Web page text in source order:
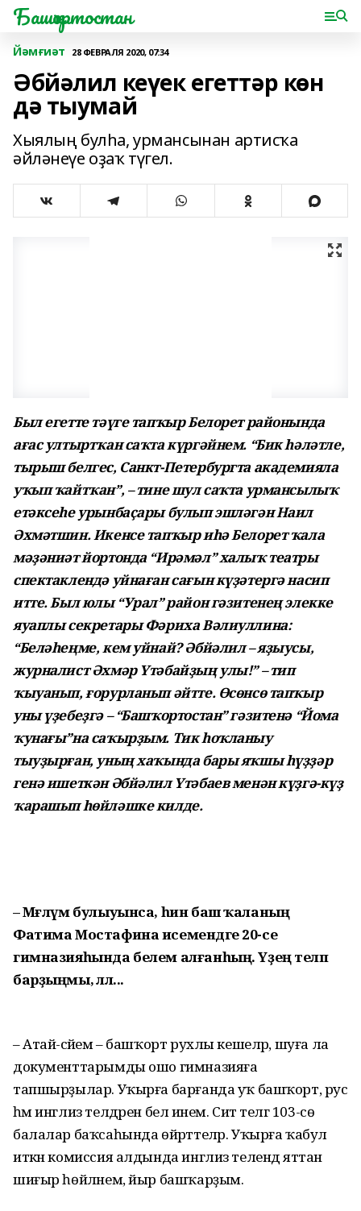
Башҡортостан
Йәмғиәт 28 ФЕВРАЛЯ 2020, 07:34
Әбйәлил кеүек егеттәр көн
дә тыумай
Хыялың булһа, урмансынан артисҡа
әйләнеүе оҙаҡ түгел.
Был егетте тәүге тапҡыр Белорет районында
ағас ултыртҡан саҡта күргәйнем. “Бик һәләтле,
тырыш белгес, Санкт-Петербургта академияла
уҡып ҡайтҡан”, – тине шул саҡта урмансылыҡ
етәксеһе урынбаҫары булып эшләгән Наил
Әхмәтшин. Икенсе тапҡыр иһә Белорет ҡала
мәҙәниәт йортонда “Ирәмәл” халыҡ театры
спектаклендә уйнаған сағын күҙәтергә насип
итте. Был юлы “Урал” район гәзитенең элекке
яуап­лы секретары Фәриха Вәлиуллина:
“Беләһеңме, кем уйнай? Әбйәлил – яҙыусы,
журналист Әхмәр Үтәбайҙың улы!” – тип
ҡыуанып, ғорурланып әйтте. Өсөнсө тапҡыр
уны үҙебеҙгә – “Башҡортостан” гәзитенә “Йома
ҡунағы”на саҡырҙым. Тик һоҡланыу
тыуҙырған, уның хаҡында бары яҡшы һүҙҙәр
генә ишеткән Әбйәлил Үтәбаев менән күҙгә-күҙ
ҡарашып һөйләшке килде.
– Мәғлүм булыуынса, һин баш ҡаланың
Фатима Мостафина исемендәге 20-се
гимназияһында белем алғанһың. Үҙең теләп
барҙыңмы, әллә...
– Атай-әсәйем – башҡорт рухлы кешеләр, шуға ла
документтарымды ошо гимназияға
тапшырҙылар. Уҡырға барғанда уҡ башҡорт, рус
һәм инглиз телдәрен белә инем. Сит телгә 103-сө
балалар баҡсаһында өйрәттеләр. Уҡырға ҡабул
иткән комиссия алдында инглиз телендә яттан
шиғыр һөйләнем, йыр башҡарҙым.